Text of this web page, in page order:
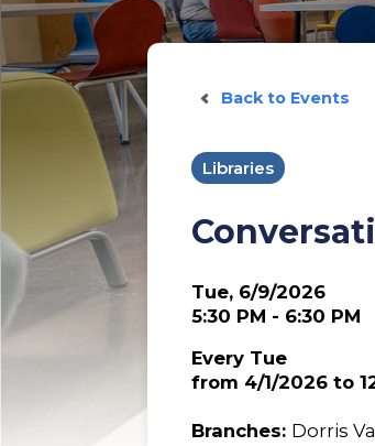
Back to Events
Libraries
Tue, 6/9/2026
5:30 PM - 6:30 PM
Every Tue
from 4/1/2026 to
Branches: Dorris